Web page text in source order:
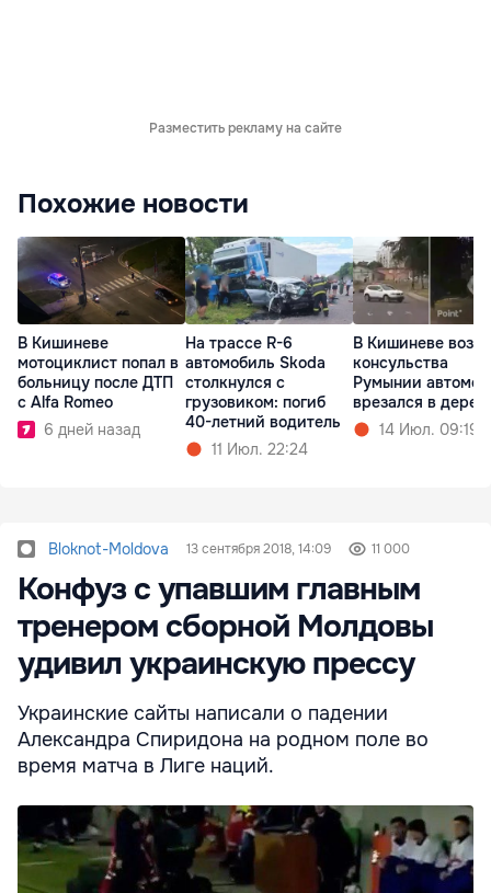
Разместить рекламу на сайте
Похожие новости
В Кишиневе
мотоциклист попал в
больницу после ДТП
с Alfa Romeo
6 дней назад
На трассе R-6
автомобиль Skoda
столкнулся с
грузовиком: погиб
40-летний водитель
11 Июл. 22:24
В Кишиневе возле
консульства
Румынии
врезался в
14 Июл. 09:19
Bloknot-Moldova 13 сентября 2018, 14:09 11 000
Конфуз с упавшим главным
тренером сборной Молдовы
удивил украинскую прессу
Украинские сайты написали о падении
Александра Спиридона на родном поле во
время матча в Лиге наций.